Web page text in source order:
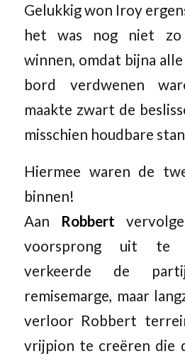
Gelukkig won Iroy
het was nog niet zo
winnen, omdat bijna
bord verdwenen
maakte zwart de
misschien houdbare
Hiermee waren de
binnen!
Aan
Robbert
voorsprong uit te
verkeerde de
remisemarge, maar
verloor Robbert
vrijpion te creëren die